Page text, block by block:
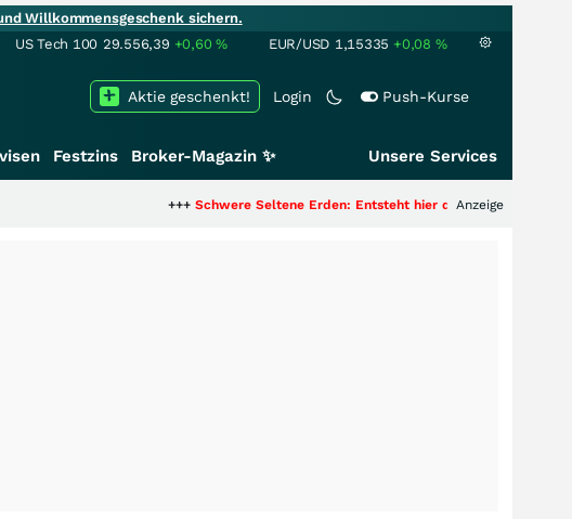
Willkommensgeschenk sichern.
US Tech 100 29.556,39 +0,60% EUR/USD 1,15335 +0,08 %
Login Push-Kurse
Aktie geschenkt!
Festzins Broker-Magazin ✨ Unsere Services
Schwere Seltene Erden: Entsteht hier die nächste Milliardenstory?
Anzeige